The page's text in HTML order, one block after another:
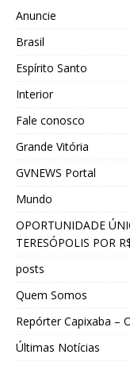
Anuncie
Brasil
Espírito Santo
Interior
Fale conosco
Grande Vitória
GVNEWS Portal
Mundo
OPORTUNIDADE
TERESÓPOLIS POR
posts
Quem Somos
Repórter Capixaba –
Últimas Notícias